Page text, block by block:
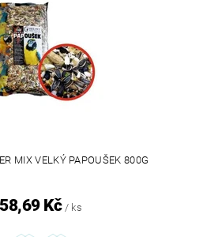
MIX VELKÝ PAPOUŠEK 800G
58,69 Kč / ks